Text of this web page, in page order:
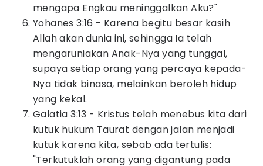
mengapa Engkau meninggalkan Aku?"
Yohanes 3:16 - Karena begitu besar kasih
Allah akan dunia ini, sehingga Ia telah
mengaruniakan Anak-Nya yang tunggal,
supaya setiap orang yang percaya kepada-
Nya tidak binasa, melainkan beroleh hidup
yang kekal.
Galatia 3:13 - Kristus telah menebus kita dari
kutuk hukum Taurat dengan jalan menjadi
kutuk karena kita, sebab ada tertulis:
"Terkutuklah orang yang digantung pada